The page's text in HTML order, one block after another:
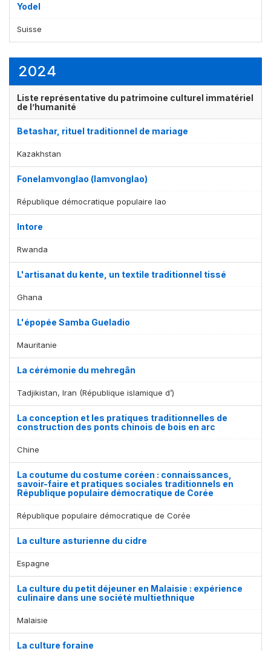
Yodel
Suisse
2024
Liste représentative du patrimoine culturel immatériel
de l’humanité
Betashar, rituel traditionnel de mariage
Kazakhstan
Fonelamvonglao (lamvonglao)
République démocratique populaire lao
Intore
Rwanda
L'artisanat du kente, un textile traditionnel tissé
Ghana
L'épopée Samba Gueladio
Mauritanie
La cérémonie du mehregân
Tadjikistan, Iran (République islamique d’)
La conception et les pratiques traditionnelles de
construction des ponts chinois de bois en arc
Chine
La coutume du costume coréen : connaissances,
savoir-faire et pratiques sociales traditionnels en
République populaire démocratique de Corée
République populaire démocratique de Corée
La culture asturienne du cidre
Espagne
La culture du petit déjeuner en Malaisie : expérience
culinaire dans une société multiethnique
Malaisie
La culture foraine